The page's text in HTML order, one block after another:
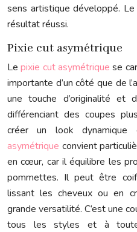
sens artistique développé.
résultat réussi.
Pixie cut asymétrique
Lepixie cut asymétriquese
importante d’un côté que de
une touche d’originalité et
différenciant des coupes
créer un look
asymétrique convient
en cœur, car il équilibre les
pommettes. Il peut être
lissant les cheveux ou en
grande versatilité. C’est une
tous les styles et à